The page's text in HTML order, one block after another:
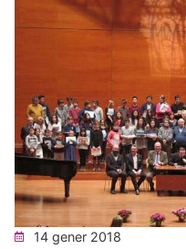
14 gener 2018